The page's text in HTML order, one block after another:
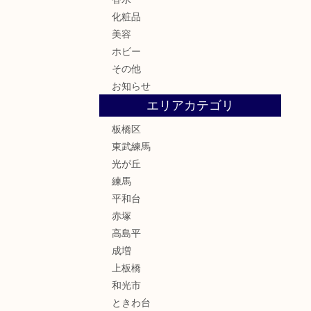
化粧品
美容
ホビー
その他
お知らせ
エリアカテゴリ
板橋区
東武練馬
光が丘
練馬
平和台
赤塚
高島平
成増
上板橋
和光市
ときわ台